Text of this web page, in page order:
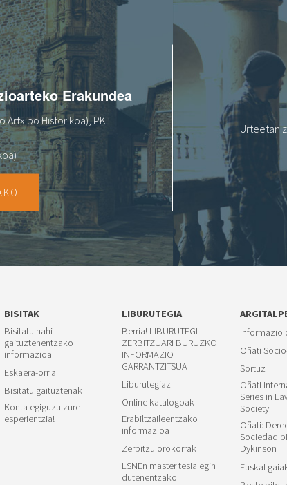
Erakundea
Artxibo Historikoa), PK
Urteetan
BISITAK
Bisitatu nahi
gaituztenentzako
informazioa
Eskaera-orria
Bisitatu gaituztenak
Konta egiguzu zure
esperientzia!
LIBURUTEGIA
Berria! LIBURUTEGI
ZERBITZUARI BURUZKO
INFORMAZIO
GARRANTZITSUA
Liburutegiaz
Online katalogoak
Erabiltzaileentzako
informazioa
Zerbitzu orokorrak
LSNEn master tesia egin
dutenentzako
Informazio
Oñati
Sortuz
Oñati
Series in
Society
Oñati:
Sociedad
Dykinson
Euskal